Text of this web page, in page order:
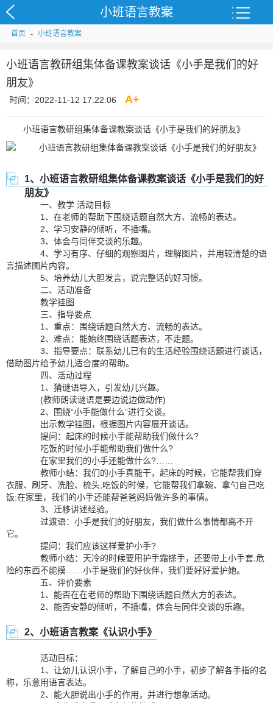
小班语言教案
首页 - 小班语言教案
小班语言教研组集体备课教案谈话《小手是我们的好
朋友》
时间：2022-11-12 17:22:06 A+
小班语言教研组集体备课教案谈话《小手是我们的好朋友》
1、小班语言教研组集体备课教案谈话《小手是我们的好
朋友》
一、教学 活动目标
1、在老师的帮助下围绕话题自然大方、流畅的表达。
2、学习安静的倾听，不插嘴。
3、体会与同伴交谈的乐趣。
4、学习有序、仔细的观察图片，理解图片，并用较清楚的语
言描述图片内容。
5、培养幼儿大胆发言，说完整话的好习惯。
二、活动准备
教学挂图
三、指导要点
1、重点：围绕话题自然大方、流畅的表达。
2、难点：能始终围绕话题表达，不走题。
3、指导要点：联系幼儿已有的生活经验围绕话题进行谈话，
借助图片给予幼儿适合度的帮助。
四、活动过程
1、猜谜语导入，引发幼儿兴趣。
(教师朗读谜语是要边说边做动作)
2、围绕“小手能做什么”进行交谈。
出示教学挂图，根据图片内容展开谈话。
提问：起床的时候小手能帮助我们做什么?
吃饭的时候小手能帮助我们做什么?
在家里我们的小手还能做什么?……
教师小结：我们的小手真能干，起床的时候，它能帮我们穿
衣服、刷牙、洗脸、梳头;吃饭的时候，它能帮我们拿碗、拿勺自己吃
饭;在家里，我们的小手还能帮爸爸妈妈做许多的事情。
3、迁移讲述经验。
过渡语：小手是我们的好朋友，我们做什么事情都离不开
它。
提问：我们应该这样爱护小手?
教师小结：天冷的时候要用护手霜搽手，还要带上小手套;危
险的东西不能摸……小手是我们的好伙伴，我们要好好爱护她。
五、评价要素
1、能否在在老师的帮助下围绕话题自然大方的表达。
2、能否安静的倾听，不插嘴，体会与同伴交谈的乐趣。
2、小班语言教案《认识小手》
活动目标：
1、让幼儿认识小手，了解自己的小手，初步了解各手指的名
称，乐意用语言表达。
2、能大胆说出小手的作用，并进行想象活动。